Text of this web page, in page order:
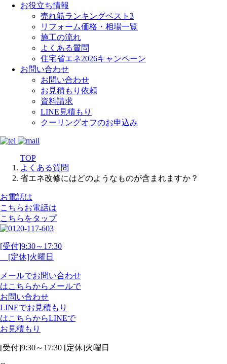
お役立ち情報
売れ筋ランキングベスト3
リフォーム価格・相場一覧
施工の流れ
よくある質問
住宅省エネ2026キャンペーン
お問い合わせ
お問い合わせ
お見積もり依頼
資料請求
LINE見積もり
クーリングオフのお申込み
TOP
よくある質問
省エネ改修にはどのようなものが含まれますか？
お電話は
こちらお電話は
こちらをタップ
[受付]9:30～17:30
[定休]火曜日
メールでお問い合わせ
はこちらから メールで
お問い合わせ
LINEでお見積もり
はこちらからLINEで
お見積もり
[受付]9:30～17:30 [定休]火曜日